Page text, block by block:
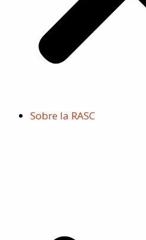
Sobre la RASC